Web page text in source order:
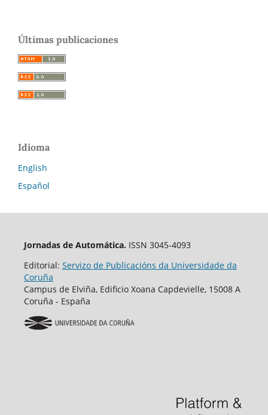
Últimas publicaciones
Idioma
English
Español
Jornadas de Automática. ISSN 3045-4093
Editorial: Servizo de Publicacións da Universidade da
Coruña
Campus de Elviña, Edificio Xoana Capdevielle, 15008 A
Coruña - España